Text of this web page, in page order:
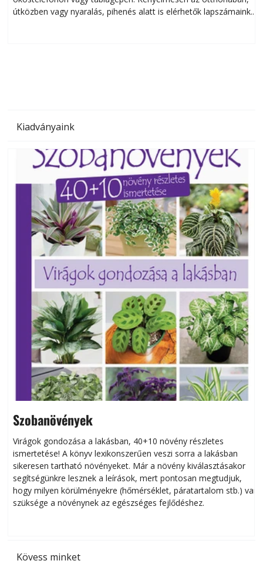
útközben vagy nyaralás, pihenés alatt is elérhetők lapszámaink.
Kiadványaink
Szobanövények
Virágok gondozása a lakásban, 40+10 növény részletes
ismertetése! A könyv lexikonszerűen veszi sorra a lakásban
sikeresen tart­ha­tó növényeket. Már a növény kiválasztásakor
segítségünkre lesznek a leírások, mert pontosan megtudjuk,
hogy milyen körülményekre (hőmérséklet, páratartalom stb.) van
szüksége a növénynek az egészséges fejlődéshez.
Kövess minket